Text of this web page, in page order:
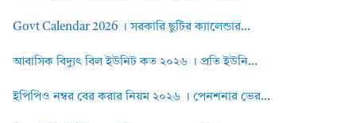
Govt Calendar 2026 । সরকারি ছুটির ক্যালেন্ডার...
আবাসিক বিদ্যুৎ বিল ইউনিট কত ২০২৬ । প্রতি ইউনি...
ইপিপিও নম্বর বের করার নিয়ম ২০২৬ । পেনশনার ভের...